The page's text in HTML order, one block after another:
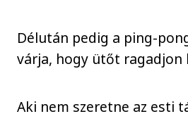
Délután pedig a ping-
várja, hogy ütőt ragadjon
Aki nem szeretne az esti